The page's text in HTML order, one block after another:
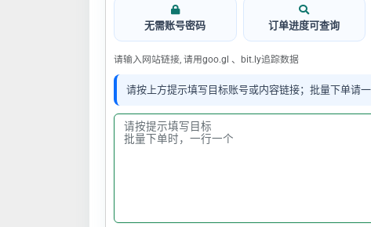
无需账号密码 订单进度可查询
请输入网站链接, 请用goo.gl 、bit.ly追踪数据
请按上方提示填写目标账号或内容链接；批量下单请一